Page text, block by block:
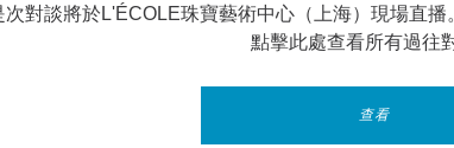
次對談將於L'ÉCOLE珠寶藝術中心（上海）現場直播
點擊此處查看所有過往
查看